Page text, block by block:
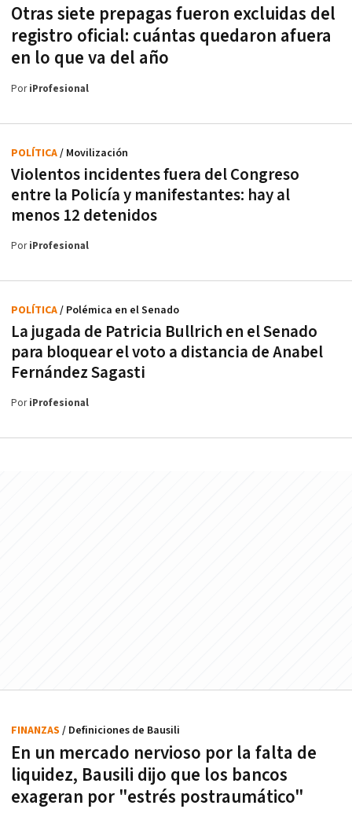
Otras siete prepagas fueron excluidas del
registro oficial: cuántas quedaron afuera
en lo que va del año
PoriProfesional
Violentos incidentes fuera del Congreso
entre la Policía y manifestantes: hay al
menos 12 detenidos
POLÍTICA/ Movilización
PoriProfesional
La jugada de Patricia Bullrich en el Senado
para bloquear el voto a distancia de Anabel
Fernández Sagasti
POLÍTICA/ Polémica en el Senado
PoriProfesional
En un mercado nervioso por la falta de
liquidez, Bausili dijo que los bancos
exageran por "estrés postraumático"
FINANZAS / Definiciones de Bausili